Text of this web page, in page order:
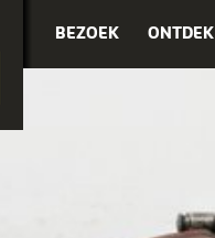
BEZOEK ONTDEK